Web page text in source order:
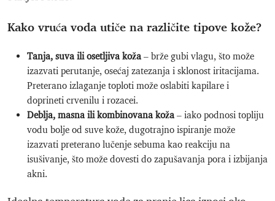
Kako vruća voda utiče na različite tipove kože?
Tanja, suva ili osetljiva koža – brže gubi vlagu, što može
izazvati perutanje, osećaj zatezanja i sklonost iritacijama.
Preterano izlaganje toploti može oslabiti kapilare i
doprineti crvenilu i rozacei.
Deblja, masna ili kombinovana koža – iako podnosi topliju
vodu bolje od suve kože, dugotrajno ispiranje može
izazvati preterano lučenje sebuma kao reakciju na
isušivanje, što može dovesti do zapušavanja pora i izbijanja
akni.